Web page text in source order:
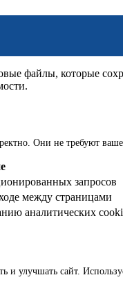
файлы, которые
Они не требуют
запросов
между страницами
аналитических
и улучшать сайт.